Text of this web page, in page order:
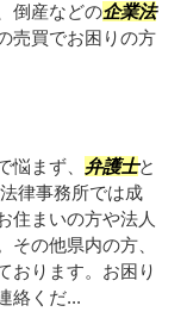
倒産などの企業法
売買でお困りの方
悩まず、 弁護士と
律事務所では成
住まいの方や法人
の他県内の方、
おります。お困り
絡くだ...